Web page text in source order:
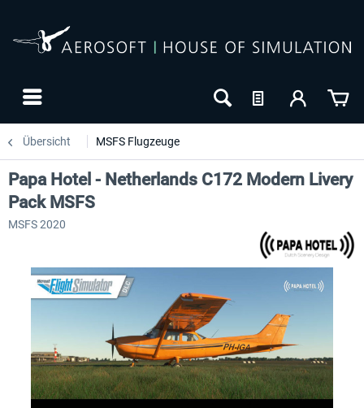
Übersicht MSFS Flugzeuge
Papa Hotel - Netherlands C172 Modern Livery
Pack MSFS
MSFS 2020